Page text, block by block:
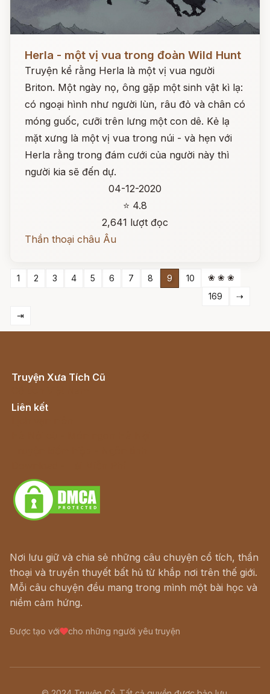
Herla - một vị vua trong đoàn Wild Hunt
Truyện kể rằng Herla là một vị vua người
Briton. Một ngày nọ, ông gặp một sinh vật kì lạ:
có ngoại hình như người lùn, râu đỏ và chân có
móng guốc, cưỡi trên lưng một con dê. Kẻ lạ
mặt xưng là một vị vua trong núi - và hẹn với
Herla rằng trong đám cưới của người này thì
người kia sẽ đến dự.
04-12-2020
⭐ 4.8
2,641 lượt đọc
Thần thoại châu Âu
1 2 3 4 5 6 7 8 9 10
❀ ❀ ❀
169
⇢
⇥
Truyện Xưa Tích Cũ
Liên kết
Nơi lưu giữ và chia sẻ những câu chuyện cổ tích, thần
thoại và truyền thuyết bất hủ từ khắp nơi trên thế giới.
Mỗi câu chuyện đều mang trong mình một bài học và
niềm cảm hứng.
Được tạo với cho những người yêu truyện